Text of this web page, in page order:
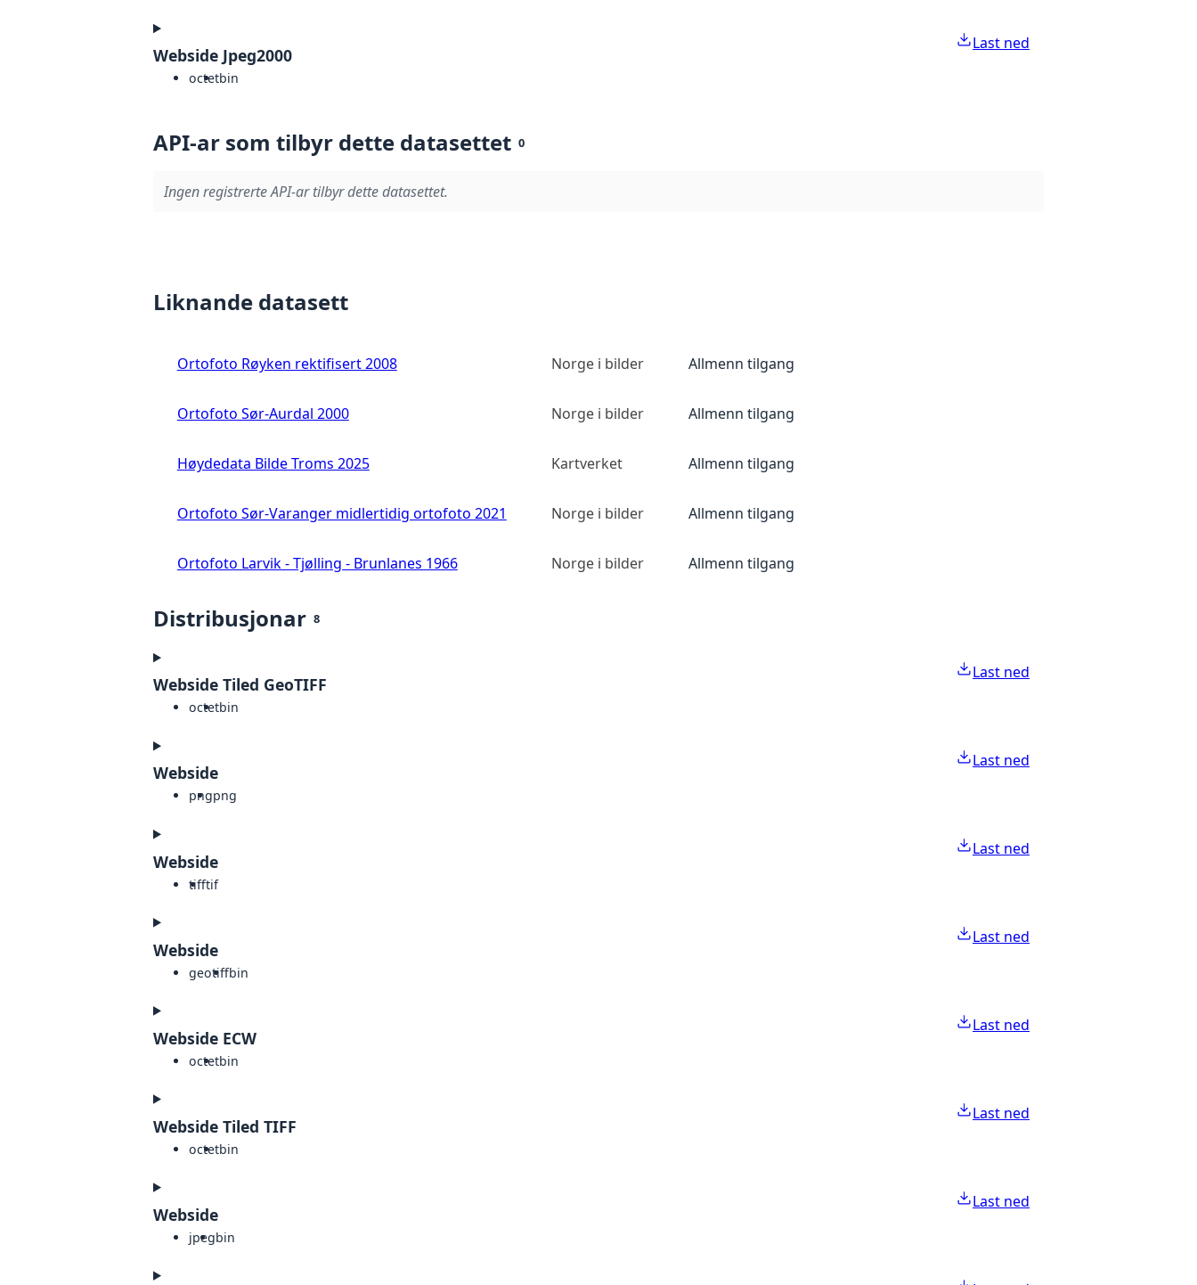
Webside Jpeg2000
octetbin
Last ned
API-ar som tilbyr dette datasettet 0
Ingen registrerte API-ar tilbyr dette datasettet.
Liknande datasett
Ortofoto Røyken rektifisert 2008 Norge i bilder Allmenn tilgang
Ortofoto Sør-Aurdal 2000 Norge i bilder Allmenn tilgang
Høydedata Bilde Troms 2025 Kartverket Allmenn tilgang
Ortofoto Sør-Varanger midlertidig ortofoto 2021 Norge i bilder Allmenn tilgang
Ortofoto Larvik - Tjølling - Brunlanes 1966 Norge i bilder Allmenn tilgang
Distribusjonar 8
Webside Tiled GeoTIFF
octetbin
Last ned
Webside
pngpng
Last ned
Webside
tifftif
Last ned
Webside
geotiffbin
Last ned
Webside ECW
octetbin
Last ned
Webside Tiled TIFF
octetbin
Last ned
Webside
jpegbin
Last ned